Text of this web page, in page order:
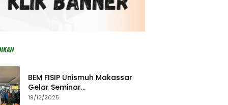
BEM FISIP Unismuh Makassar
Gelar Seminar
Keperempuanan, Bahas
19/12/2025